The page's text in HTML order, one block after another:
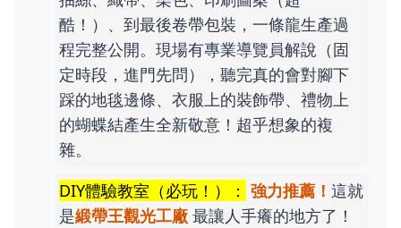
酷！）、到最後卷帶包裝，一條龍生產過
程完整公開。現場有專業導覽員解說（固
定時段，進門先問），聽完真的會對腳下
踩的地毯邊條、衣服上的裝飾帶、禮物上
的蝴蝶結產生全新敬意！超乎想象的複
雜。
DIY體驗教室（必玩！）： 強力推薦！ 這就
是緞帶王觀光工廠 最讓人手癢的地方了！